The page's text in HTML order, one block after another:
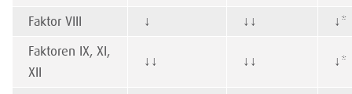
Faktor VIII
↓ ↓ ↓ ↓*
Faktoren IX, XI,
XII
↓ ↓ ↓ ↓ ↓*